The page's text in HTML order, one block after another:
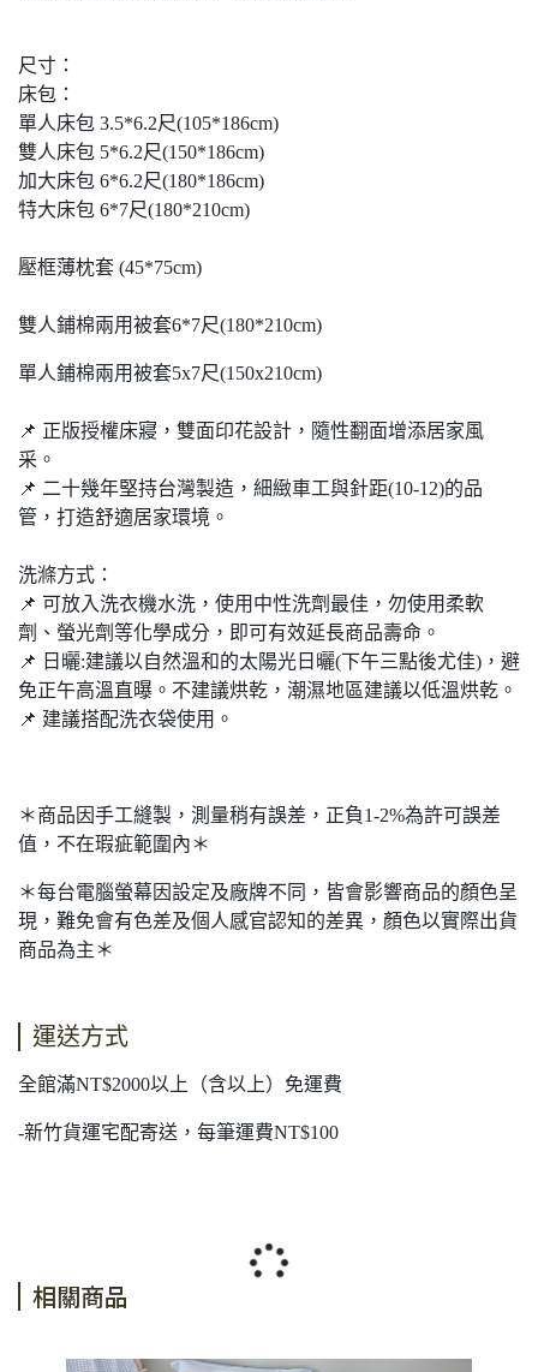
尺寸：
床包：
單人床包 3.5*6.2尺(105*186cm)
雙人床包 5*6.2尺(150*186cm)
加大床包 6*6.2尺(180*186cm)
特大床包 6*7尺(180*210cm)
壓框薄枕套 (45*75cm)
雙人鋪棉兩用被套6*7尺(180*210cm)
單人鋪棉兩用被套5x7尺(150x210cm)
📌 正版授權床寢，雙面印花設計，隨性翻⾯增添居家風
采。
📌 ⼆十幾年堅持台灣製造，細緻⾞工與針距(10-12)的品
管，打造舒適居家環境。
洗滌方式：
📌 可放入洗衣機水洗，使用中性洗劑最佳，勿使⽤柔軟
劑、螢光劑等化學成分，即可有效延長商品壽命。
📌 ⽇曬:建議以⾃然溫和的太陽光⽇曬(下午三點後尤佳)，避
免正午⾼溫直曝。不建議烘乾，潮濕地區建議以低溫烘乾。
📌 建議搭配洗衣袋使⽤。
＊商品因手工縫製，測量稍有誤差，正負1-2%為許可誤差
值，不在瑕疵範圍內＊
＊每台電腦螢幕因設定及廠牌不同，皆會影響商品的顏色呈
現，難免會有色差及個人感官認知的差異，顏色以實際出貨
商品為主＊
運送方式
全館滿NT$2000以上（含以上）免運費
-新竹貨運宅配寄送，每筆運費NT$100
相關商品